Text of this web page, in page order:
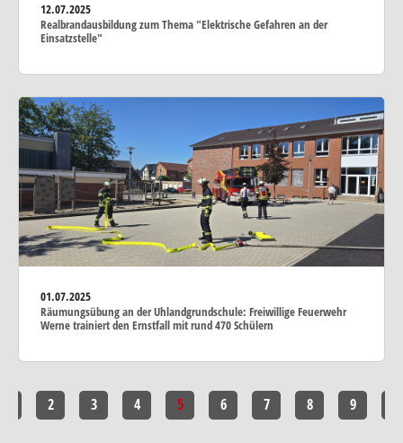
12.07.2025
Realbrandausbildung zum Thema "Elektrische Gefahren an der
Einsatzstelle"
01.07.2025
Räumungsübung an der Uhlandgrundschule: Freiwillige Feuerwehr
Werne trainiert den Ernstfall mit rund 470 Schülern
2 3 4 5 6 7 8 9